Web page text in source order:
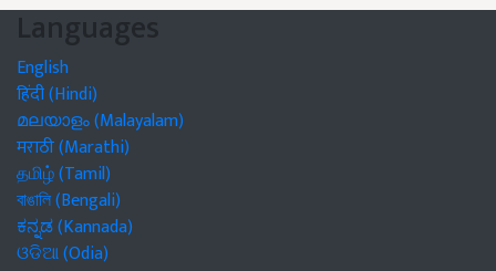
Languages
English
हिंदी (Hindi)
മലയാളം (Malayalam)
मराठी (Marathi)
தமிழ் (Tamil)
বাঙালি (Bengali)
ಕನ್ನಡ (Kannada)
ଓଡିଆ (Odia)